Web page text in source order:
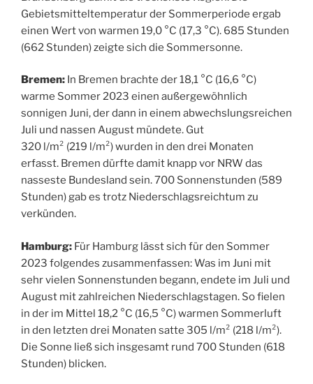
Gebietsmitteltemperatur der Sommerperiode ergab
einen Wert von warmen 19,0 °C (17,3 °C). 685 Stunden
(662 Stunden) zeigte sich die Sommersonne.
Bremen: In Bremen brachte der 18,1 °C (16,6 °C)
warme Sommer 2023 einen außergewöhnlich
sonnigen Juni, der dann in einem abwechslungsreichen
Juli und nassen August mündete. Gut
320 l/m² (219 l/m²) wurden in den drei Monaten
erfasst. Bremen dürfte damit knapp vor NRW das
nasseste Bundesland sein. 700 Sonnenstunden (589
Stunden) gab es trotz Niederschlagsreichtum zu
verkünden.
Hamburg: Für Hamburg lässt sich für den Sommer
2023 folgendes zusammenfassen: Was im Juni mit
sehr vielen Sonnenstunden begann, endete im Juli und
August mit zahlreichen Niederschlagstagen. So fielen
in der im Mittel 18,2 °C (16,5 °C) warmen Sommerluft
in den letzten drei Monaten satte 305 l/m² (218 l/m²).
Die Sonne ließ sich insgesamt rund 700 Stunden (618
Stunden) blicken.